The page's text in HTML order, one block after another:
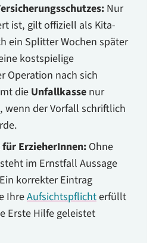
Nur
ist, gilt offiziell als Kita-
ein Splitter Wochen später
kostspielige
Operation nach sich
dieUnfallkassenur
wenn der Vorfall schriftlich
ErzieherInnen:Ohne
im Ernstfall Aussage
korrekter Eintrag
IhreAufsichtspflichterfüllt
Erste Hilfe geleistet